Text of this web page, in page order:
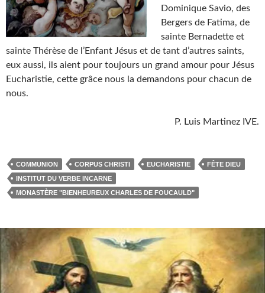
Dominique Savio, des
Bergers de Fatima, de
sainte Bernadette et
sainte Thérèse de l’Enfant Jésus et de tant d’autres saints,
eux aussi, ils aient pour toujours un grand amour pour Jésus
Eucharistie, cette grâce nous la demandons pour chacun de
nous.
P. Luis Martinez IVE.
COMMUNION CORPUS CHRISTI EUCHARISTIE
FÊTE DIEU
INSTITUT DU VERBE INCARNE
MONASTÈRE "BIENHEUREUX CHARLES DE FOUCAULD"